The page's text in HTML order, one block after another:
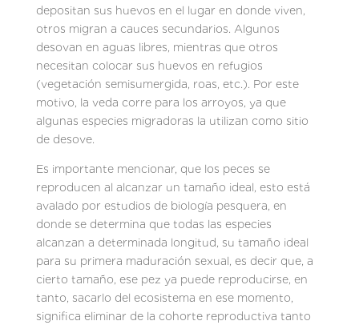
depositan sus huevos en el lugar en donde viven,
otros migran a cauces secundarios. Algunos
desovan en aguas libres, mientras que otros
necesitan colocar sus huevos en refugios
(vegetación semisumergida, roas, etc.). Por este
motivo, la veda corre para los arroyos, ya que
algunas especies migradoras la utilizan como sitio
de desove.
Es importante mencionar, que los peces se
reproducen al alcanzar un tamaño ideal, esto está
avalado por estudios de biología pesquera, en
donde se determina que todas las especies
alcanzan a determinada longitud, su tamaño ideal
para su primera maduración sexual, es decir que, a
cierto tamaño, ese pez ya puede reproducirse, en
tanto, sacarlo del ecosistema en ese momento,
significa eliminar de la cohorte reproductiva tanto